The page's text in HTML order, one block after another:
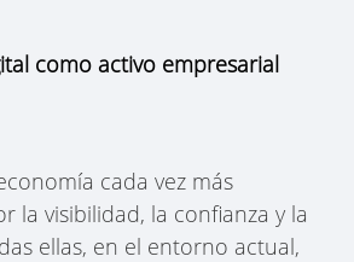
como activo empresarial
cada vez más
la visibilidad, la confianza y la
ellas, en el entorno actual,